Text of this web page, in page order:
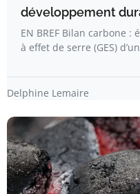
développement
EN BREF Bilan carbone :
à effet de serre (GES)
Delphine Lemaire